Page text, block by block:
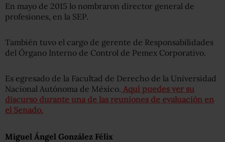
En mayo de 2015 lo nombraron director general de
profesiones, en la SEP.
También tuvo el cargo de gerente de Responsabilidades
del Órgano Interno de Control de Pemex Corporativo.
Es egresado de la Facultad de Derecho de la Universidad
Nacional Autónoma de México. Aquí puedes ver su
discurso durante una de las reuniones de evaluación en
el Senado.
Miguel Ángel González Félix